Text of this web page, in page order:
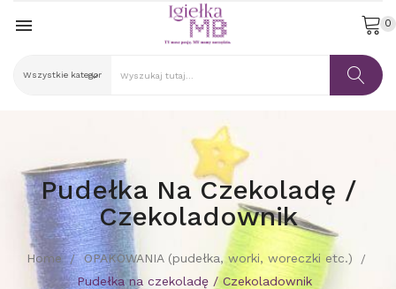
 0
Pudełka Na Czekoladę /
Czekoladownik
Home
OPAKOWANIA (pudełka, worki, woreczki etc.)
Pudełka na czekoladę / Czekoladownik